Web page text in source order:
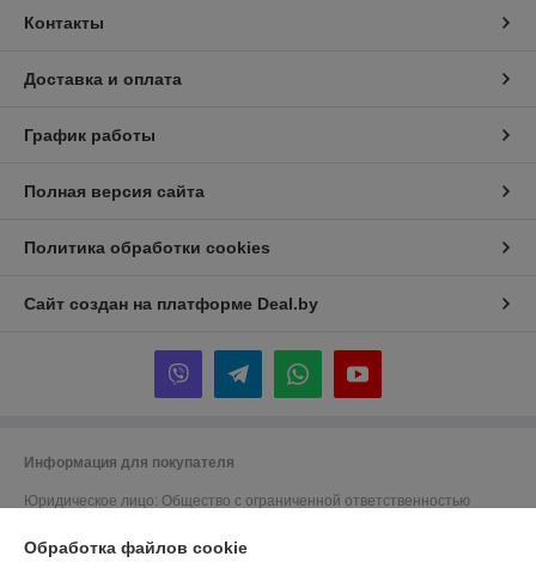
Контакты
Доставка и оплата
График работы
Полная версия сайта
Политика обработки cookies
Сайт создан на платформе Deal.by
Информация для покупателя
Юридическое лицо: Общество с ограниченной ответственностью
Обработка файлов cookie